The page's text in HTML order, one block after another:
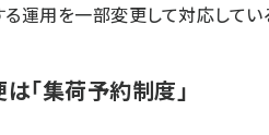
る運用を一部変更して対応してい
「集荷予約制度」